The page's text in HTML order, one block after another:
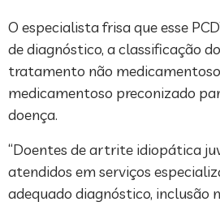
O especialista frisa que esse
de diagnóstico, a classificação
tratamento não
medicamentoso preconizado
doença.
“Doentes de artrite idiopática
atendidos em serviços
adequado diagnóstico, inclusão